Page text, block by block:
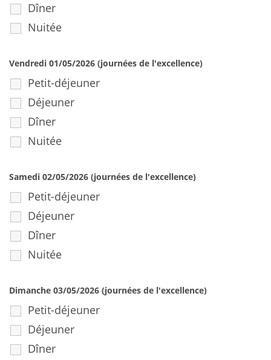
Dîner
Nuitée
Vendredi 01/05/2026 (journées de l'excellence)
Petit-déjeuner
Déjeuner
Dîner
Nuitée
Samedi 02/05/2026 (journées de l'excellence)
Petit-déjeuner
Déjeuner
Dîner
Nuitée
Dimanche 03/05/2026 (journées de l'excellence)
Petit-déjeuner
Déjeuner
Dîner